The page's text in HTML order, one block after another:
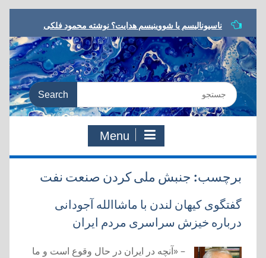
to
content
ناسیونالیسم یا شووینیسم هدایت؟ نوشته محمود فلکی
مشروطه در ترازو، نوشته داریوش رحمانیان
معرفی کتاب، یا مرگ یا تجدد، نوشته نوید کلاه‌رودی
شعر مشروطه در رویارویی با تجدد، نوشته هادی دقیق
به سوی معنای جدید، مروری بر کتاب:‌ یا مرگ یا تجدد،
Search
for:
Menu
برچسب: جنبش ملی کردن صنعت نفت
گفتگوی کیهان لندن با ماشاالله آجودانی
درباره خیزش سراسری مردم ایران
– «آنچه در ایران در حال وقوع است و ما